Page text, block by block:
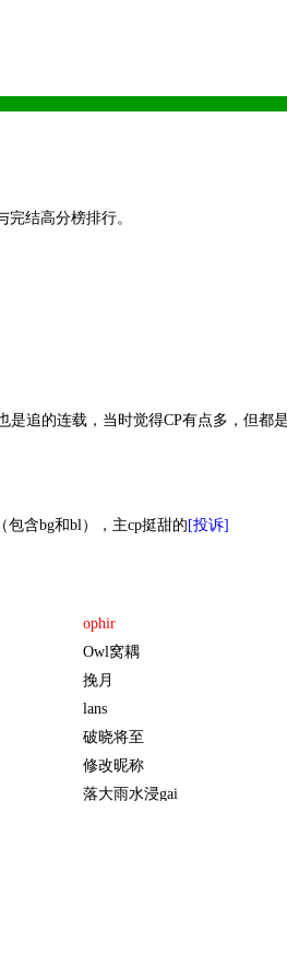
结高分榜排行。
追的连载，当时觉得CP有点多，但都
含bg和bl），主cp挺甜的 [投诉]
ophir
Owl窝耦
挽月
lans
破晓将至
修改昵称
落大雨水浸gai